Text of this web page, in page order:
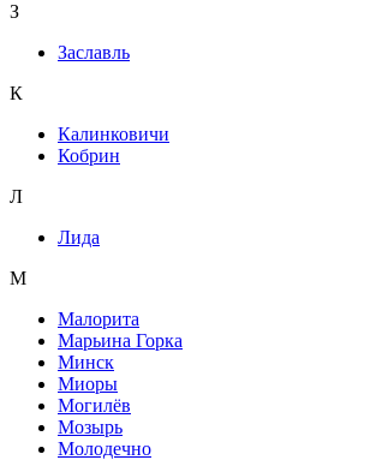
З
Заславль
К
Калинковичи
Кобрин
Л
Лида
М
Малорита
Марьина Горка
Минск
Миоры
Могилёв
Мозырь
Молодечно